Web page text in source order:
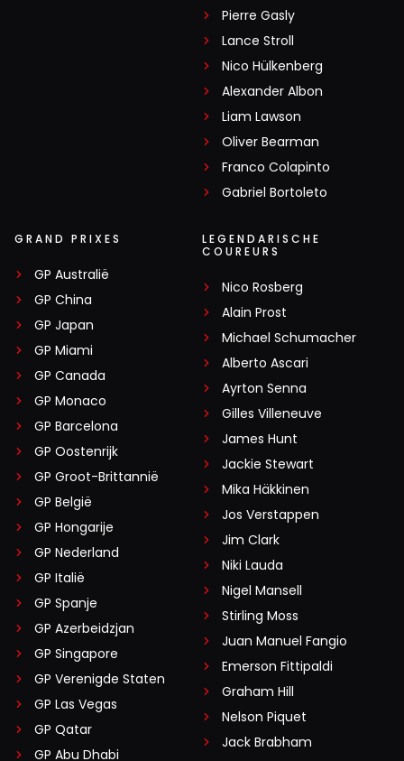
Pierre Gasly
Lance Stroll
Nico Hülkenberg
Alexander Albon
Liam Lawson
Oliver Bearman
Franco Colapinto
Gabriel Bortoleto
GRAND PRIXES
GP Australië
GP China
GP Japan
GP Miami
GP Canada
GP Monaco
GP Barcelona
GP Oostenrijk
GP Groot-Brittannië
GP België
GP Hongarije
GP Nederland
GP Italië
GP Spanje
GP Azerbeidzjan
GP Singapore
GP Verenigde Staten
GP Las Vegas
GP Qatar
GP Abu Dhabi
LEGENDARISCHE
COUREURS
Nico Rosberg
Alain Prost
Michael Schumacher
Alberto Ascari
Ayrton Senna
Gilles Villeneuve
James Hunt
Jackie Stewart
Mika Häkkinen
Jos Verstappen
Jim Clark
Niki Lauda
Nigel Mansell
Stirling Moss
Juan Manuel Fangio
Emerson Fittipaldi
Graham Hill
Nelson Piquet
Jack Brabham